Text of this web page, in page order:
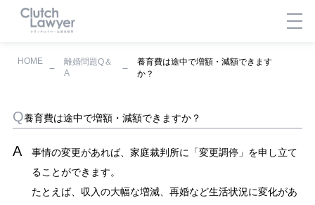
HOME
離婚問題Q＆
A
養育費は途中で増額・減額できます
か？
養育費は途中で増額・減額できますか？
事情の変更があれば、家庭裁判所に「変更調停」を申し立て
ることができます。
たとえば、収入の大幅な増減、再婚など生活状況に変化があ